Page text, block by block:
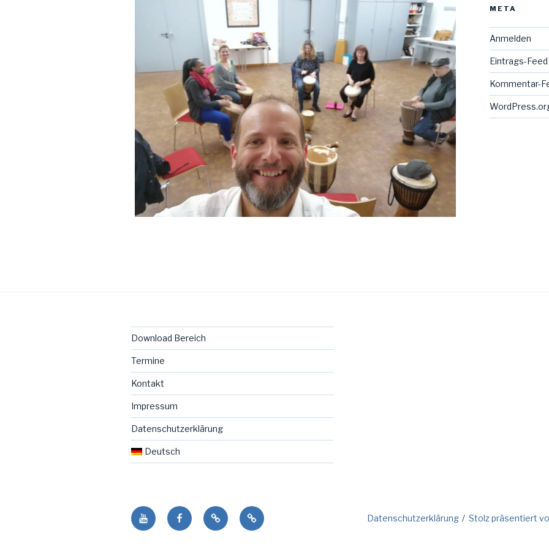
META
Anmelden
Eintrags-Feed
Kommentar-
Download Bereich
Termine
Kontakt
Impressum
Datenschutzerklärung
Deutsch
Youtube facebookNENO
Seite
Deutsch Datenschutzerklärung Stolz präsentiert